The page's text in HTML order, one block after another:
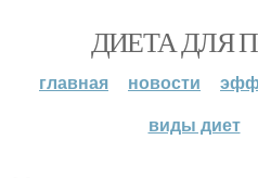
ДИЕТА ДЛЯ
главная новости
виды диет